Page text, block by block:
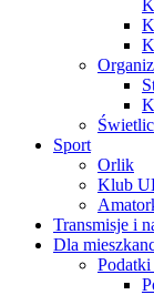
Sport
Orlik
Klub
Transmisje i
Dla
Podatki